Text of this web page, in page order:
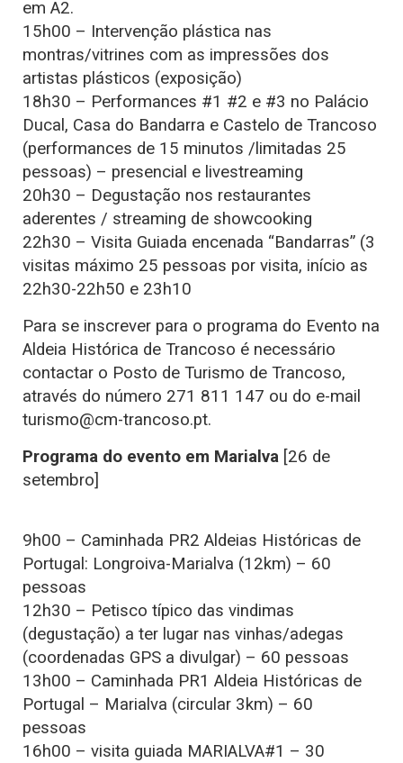
em A2.
15h00 – Intervenção plástica nas
montras/vitrines com as impressões dos
artistas plásticos (exposição)
18h30 – Performances #1 #2 e #3 no Palácio
Ducal, Casa do Bandarra e Castelo de Trancoso
(performances de 15 minutos /limitadas 25
pessoas) – presencial e livestreaming
20h30 – Degustação nos restaurantes
aderentes / streaming de showcooking
22h30 – Visita Guiada encenada “Bandarras” (3
visitas máximo 25 pessoas por visita, início as
22h30-22h50 e 23h10
Para se inscrever para o programa do Evento na
Aldeia Histórica de Trancoso é necessário
contactar o Posto de Turismo de Trancoso,
através do número 271 811 147 ou do e-mail
turismo@cm-trancoso.pt.
Programa do evento em Marialva [26 de
setembro]
9h00 – Caminhada PR2 Aldeias Históricas de
Portugal: Longroiva-Marialva (12km) – 60
pessoas
12h30 – Petisco típico das vindimas
(degustação) a ter lugar nas vinhas/adegas
(coordenadas GPS a divulgar) – 60 pessoas
13h00 – Caminhada PR1 Aldeia Históricas de
Portugal – Marialva (circular 3km) – 60
pessoas
16h00 – visita guiada MARIALVA#1 – 30